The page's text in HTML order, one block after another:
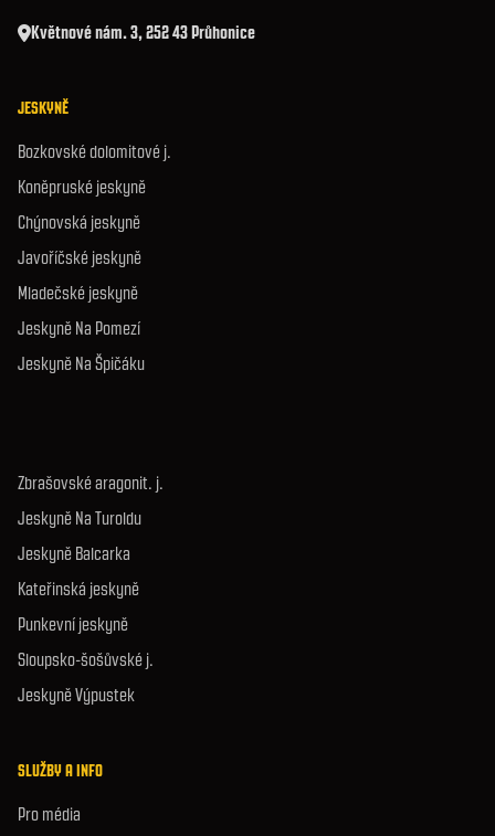
Květnové nám. 3, 252 43 Průhonice
JESKYNĚ
Bozkovské dolomitové j.
Koněpruské jeskyně
Chýnovská jeskyně
Javoříčské jeskyně
Mladečské jeskyně
Jeskyně Na Pomezí
Jeskyně Na Špičáku
Zbrašovské aragonit. j.
Jeskyně Na Turoldu
Jeskyně Balcarka
Kateřinská jeskyně
Punkevní jeskyně
Sloupsko-šošůvské j.
Jeskyně Výpustek
SLUŽBY A INFO
Pro média